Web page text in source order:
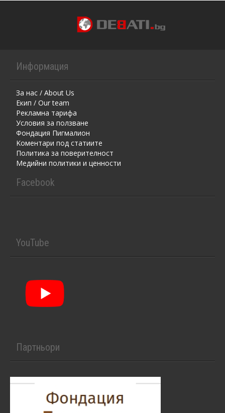
Информация
За нас / About Us
Екип / Our team
Рекламна тарифа
Условия за ползване
Фондация Пигмалион
Kоментaри под статиите
Политика за поверителност
Медийни политики и ценности
Facebook
YouTube
Партньори